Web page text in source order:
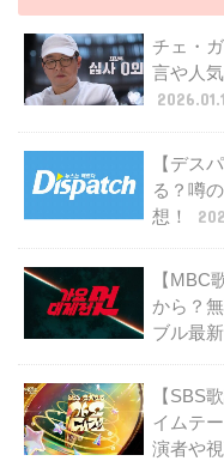
チェ・
言や人
【デス
る？噂
想！
【MBC
から？
ブル最
【SBS
イムテ
演者や